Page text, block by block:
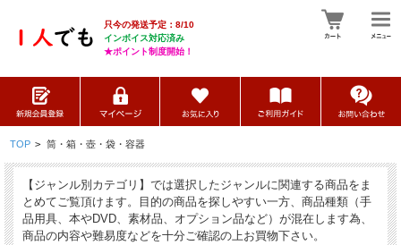
只今の発送予定：8/10
インボイス対応済み
★ポイント制度開始！
TOP > 筒・箱・壺・袋・容器
【ジャンル別カテゴリ】では選択したジャンルに関連する商品をま
とめてご覧頂けます。目的の商品を探しやすい一方、商品種類（手
品用具、本やDVD、素材品、オプション品など）が混在します為、
商品の内容や難易度などを十分ご確認の上お買物下さい。